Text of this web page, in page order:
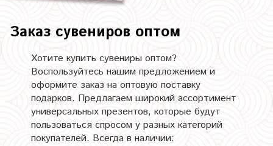
Заказ сувениров оптом
Хотите купить сувениры оптом?
Воспользуйтесь нашим предложением и
оформите заказ на оптовую поставку
подарков. Предлагаем широкий ассортимент
универсальных презентов, которые будут
пользоваться спросом у разных категорий
покупателей. Всегда в наличии: